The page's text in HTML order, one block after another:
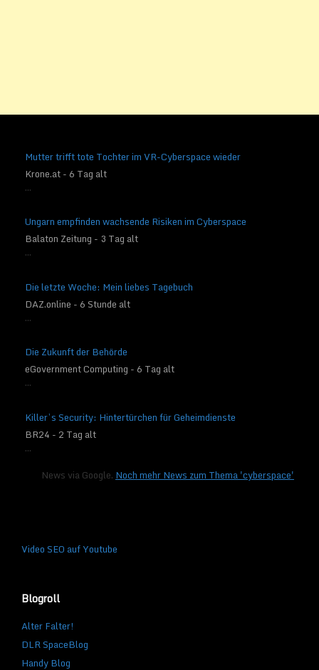
Mutter trifft tote Tochter im VR-Cyberspace wieder
Krone.at - 6 Tag alt
...
Ungarn empfinden wachsende Risiken im Cyberspace
Balaton Zeitung - 3 Tag alt
...
Die letzte Woche: Mein liebes Tagebuch
DAZ.online - 6 Stunde alt
...
Die Zukunft der Behörde
eGovernment Computing - 6 Tag alt
...
Killer’s Security: Hintertürchen für Geheimdienste
BR24 - 2 Tag alt
...
News via Google. Noch mehr News zum Thema 'cyberspace'
Video SEO auf Youtube
Blogroll
Alter Falter!
DLR SpaceBlog
Handy Blog